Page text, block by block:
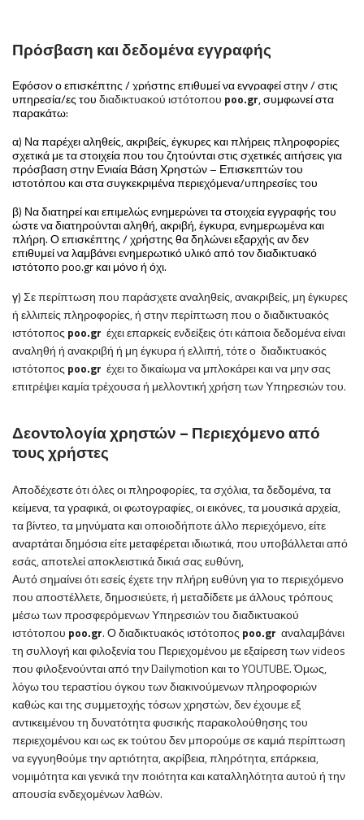
Πρόσβαση και δεδομένα εγγραφής
Εφόσον ο επισκέπτης / χρήστης επιθυμεί να εγγραφεί στην / στις
υπηρεσία/ες τουδιαδικτυακού ιστότοπου poo.gr, συμφωνεί στα
παρακάτω:
α) Να παρέχει αληθείς, ακριβείς, έγκυρες και πλήρεις πληροφορίες
σχετικά με τα στοιχεία που του ζητούνται στις σχετικές αιτήσεις για
πρόσβαση στην Ενιαία Βάση Χρηστών – Επισκεπτών του
ιστοτόπου και στα συγκεκριμένα περιεχόμενα/υπηρεσίες του
β) Να διατηρεί και επιμελώς ενημερώνει τα στοιχεία εγγραφής του
ώστε να διατηρούνται αληθή, ακριβή, έγκυρα, ενημερωμένα και
πλήρη. Ο επισκέπτης / χρήστης θα δηλώνει εξαρχής αν δεν
επιθυμεί να λαμβάνει ενημερωτικό υλικό από τον διαδικτυακό
ιστότοποpoo.grκαι μόνο ή όχι.
γ)Σε περίπτωση που παράσχετε αναληθείς, ανακριβείς, μη έγκυρες
ή ελλιπείς πληροφορίες, ή στην περίπτωση που oδιαδικτυακός
ιστότοπος poo.gr έχει επαρκείς ενδείξεις ότι κάποια δεδομένα είναι
αναληθή ή ανακριβή ή μη έγκυρα ή ελλιπή, τότε ο διαδικτυακός
ιστότοπος poo.gr έχει το δικαίωμα να μπλοκάρει και να μην σας
επιτρέψει καμία τρέχουσα ή μελλοντική χρήση των Υπηρεσιών του.
Δεοντολογία χρηστών – Περιεχόμενο από
τους χρήστες
Αποδέχεστε ότι όλες οι πληροφορίες, τα σχόλια, τα δεδομένα, τα
κείμενα, τα γραφικά, οι φωτογραφίες, οι εικόνες, τα μουσικά αρχεία,
τα βίντεο, τα μηνύματακαι οποιοδήποτε άλλο περιεχόμενο, είτε
αναρτάται δημόσια είτε μεταφέρεται ιδιωτικά, που υποβάλλεται από
εσάς, αποτελεί αποκλειστικά δικιά σας ευθύνη,
Αυτό σημαίνει ότι εσείς έχετε την πλήρη ευθύνη για το περιεχόμενο
που αποστέλλετε, δημοσιεύετε, ή μεταδίδετε με άλλους τρόπους
μέσω των προσφερόμενων Υπηρεσιών τουδιαδικτυακού
ιστότοπου poo.gr.Οδιαδικτυακός ιστότοπος poo.gr αναλαμβάνει
τη συλλογή και φιλοξενία του Περιεχομένου με εξαίρεση των videos
που φιλοξενούνται από την Dailymotion και τοYOUTUBE. Όμως,
λόγω του τεραστίου όγκου των διακινούμενων πληροφοριών
καθώς και της συμμετοχής τόσων χρηστών, δεν έχουμε εξ
αντικειμένου τη δυνατότητα φυσικής παρακολούθησης του
περιεχομένου και ως εκ τούτου δεν μπορούμε σε καμιά περίπτωση
να εγγυηθούμε την αρτιότητα, ακρίβεια, πληρότητα, επάρκεια,
νομιμότητα και γενικά την ποιότητα και καταλληλότητα αυτού ή την
απουσία ενδεχομένων λαθών.